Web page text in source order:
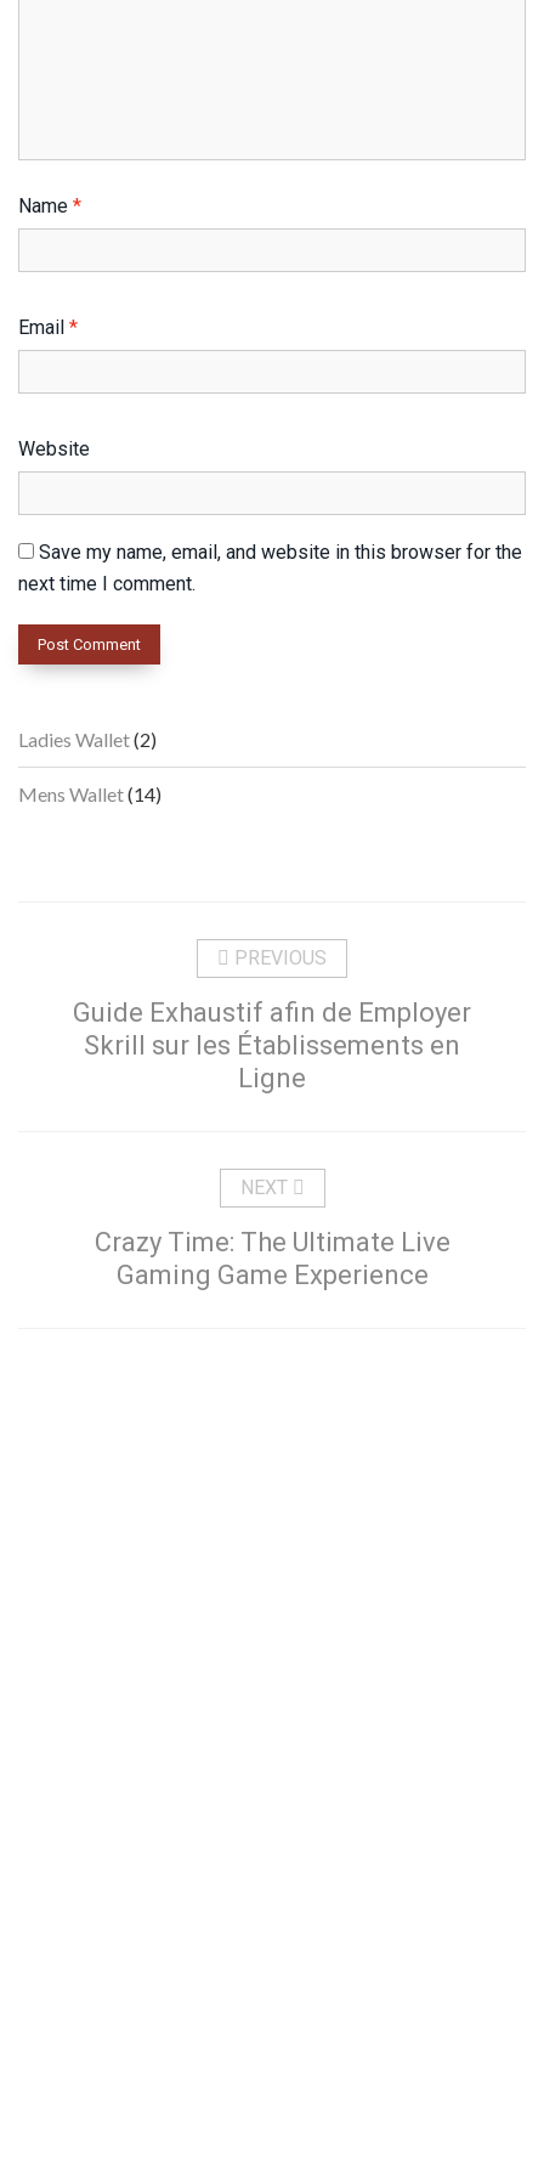
Name *
Email *
Website
Save my name, email, and website in this browser for the
next time I comment.
Ladies Wallet 22
products
Mens Wallet 1414
PREVIOUS
Guide Exhaustif afin de Employer
Skrill sur les Établissements en
Ligne
NEXT
Crazy Time: The Ultimate Live
Gaming Game Experience